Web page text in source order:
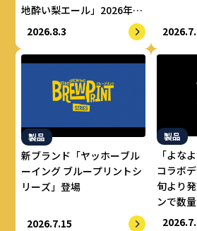
地酔い梨エール」2026年8
月上旬より数量限定で提供
2026.8.3
製品
新ブランド「ヤッホーブル
ーイング ブループリントシ
リーズ」登場
2026.7.15
製品
「よな
コラボ
旬より
ンで数
一部を